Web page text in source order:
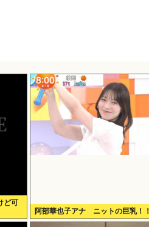
ど可
阿部華也子アナ ニットの巨乳！！